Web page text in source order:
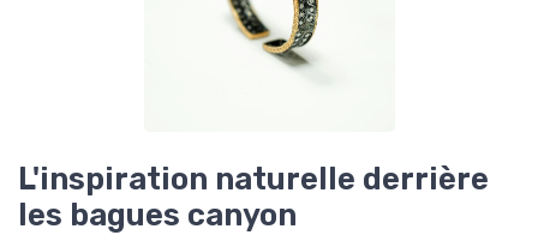
L'inspiration naturelle derrière
les bagues canyon